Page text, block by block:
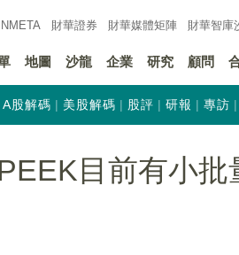
財華證券 財華媒體矩陣 財華智庫
地圖 沙龍 企業 研究 顧問
A股解碼 美股解碼 股評 研報 專訪
目前有小批